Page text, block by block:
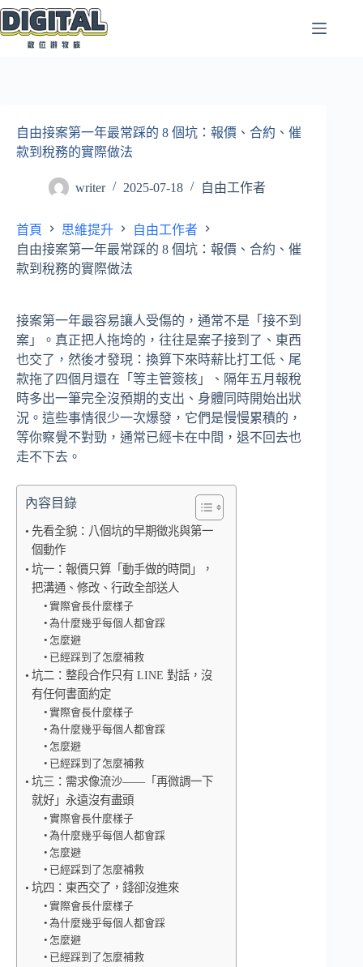
跳
至
自由接案第一年最常踩的 8 個坑：報價、合約、催
款到稅務的實際做法
writer 2025-07-18 自由工作者
首頁 思維提升
自由工作者
自由接案第一年最常踩的 8 個坑：報價、合約、催
款到稅務的實際做法
接案第一年最容易讓人受傷的，通常不是「接不到
案」。真正把人拖垮的，往往是案子接到了、東西
也交了，然後才發現：換算下來時薪比打工低、尾
款拖了四個月還在「等主管簽核」、隔年五月報稅
時多出一筆完全沒預期的支出、身體同時開始出狀
況。這些事情很少一次爆發，它們是慢慢累積的，
等你察覺不對勁，通常已經卡在中間，退不回去也
走不下去。
內容目錄
先看全貌：八個坑的早期徵兆與第一
個動作
坑一：報價只算「動手做的時間」，
把溝通、修改、行政全部送人
實際會長什麼樣子
為什麼幾乎每個人都會踩
怎麼避
已經踩到了怎麼補救
坑二：整段合作只有 LINE 對話，沒
有任何書面約定
實際會長什麼樣子
為什麼幾乎每個人都會踩
怎麼避
已經踩到了怎麼補救
坑三：需求像流沙——「再微調一下
就好」永遠沒有盡頭
實際會長什麼樣子
為什麼幾乎每個人都會踩
怎麼避
已經踩到了怎麼補救
坑四：東西交了，錢卻沒進來
實際會長什麼樣子
為什麼幾乎每個人都會踩
怎麼避
已經踩到了怎麼補救